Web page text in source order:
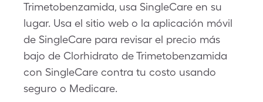
Trimetobenzamida, usa SingleCare en su
lugar. Usa el sitio web o la aplicación móvil
de SingleCare para revisar el precio más
bajo de Clorhidrato de Trimetobenzamida
con SingleCare contra tu costo usando
seguro o Medicare.